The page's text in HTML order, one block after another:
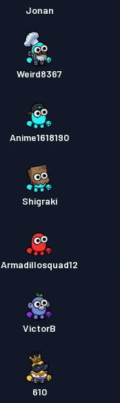
Jonan
Weird8367
Anime1618190
Shigraki
Armadillosquad12
VictorB
610